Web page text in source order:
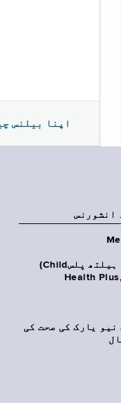
اپنا بیلنس
انشورنس
چائلڈ ہیلتھ پلس‎(Child
Health
نیو یارک کی صحت کی